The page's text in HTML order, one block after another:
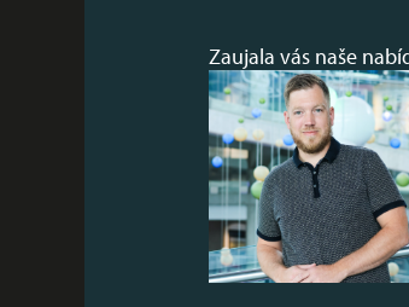
Zaujala vás naše